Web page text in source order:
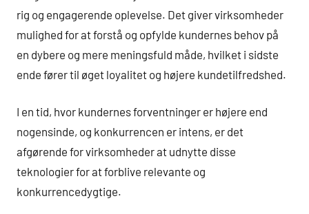
rig og engagerende oplevelse. Det giver virksomheder
mulighed for at forstå og opfylde kundernes behov på
en dybere og mere meningsfuld måde, hvilket i sidste
ende fører til øget loyalitet og højere kundetilfredshed.
I en tid, hvor kundernes forventninger er højere end
nogensinde, og konkurrencen er intens, er det
afgørende for virksomheder at udnytte disse
teknologier for at forblive relevante og
konkurrencedygtige.